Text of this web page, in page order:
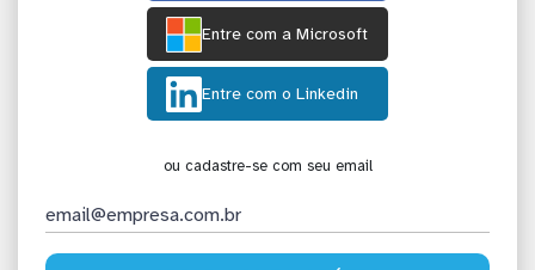
Entre com a Microsoft
Entre com o Linkedin
ou cadastre-se com seu email